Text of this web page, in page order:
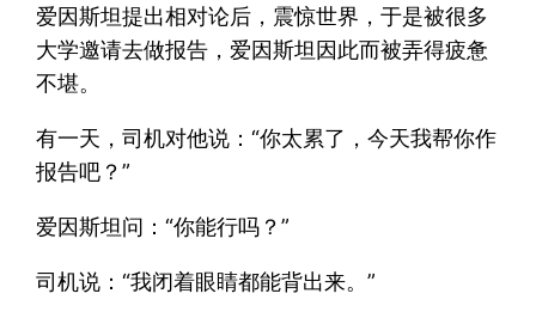
爱因斯坦提出相对论后，震惊世界，于是被很多
大学邀请去做报告，爱因斯坦因此而被弄得疲惫
不堪。
有一天，司机对他说：“你太累了，今天我帮你作
报告吧？”
爱因斯坦问：“你能行吗？”
司机说：“我闭着眼睛都能背出来。”